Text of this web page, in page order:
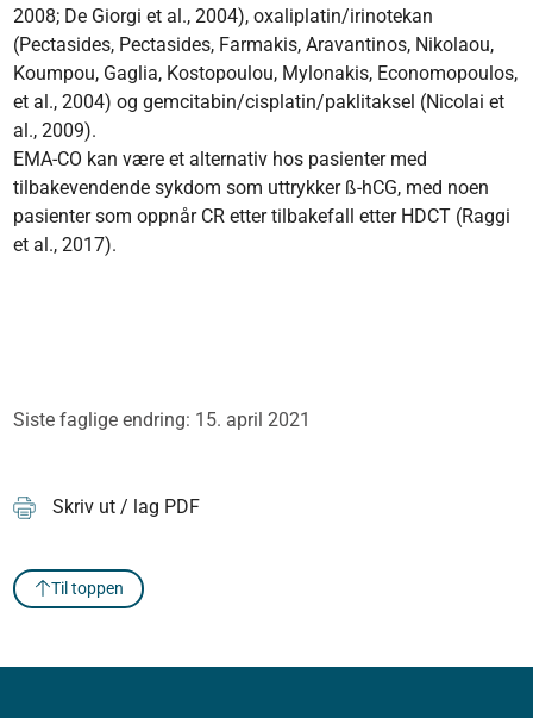
2008; De Giorgi et al., 2004), oxaliplatin/irinotekan
(Pectasides, Pectasides, Farmakis, Aravantinos, Nikolaou,
Koumpou, Gaglia, Kostopoulou, Mylonakis, Economopoulos,
et al., 2004) og gemcitabin/cisplatin/paklitaksel (Nicolai et
al., 2009).
EMA-CO kan være et alternativ hos pasienter med
tilbakevendende sykdom som uttrykker ß-hCG, med noen
pasienter som oppnår CR etter tilbakefall etter HDCT (Raggi
et al., 2017).
Siste faglige endring: 15. april 2021
Skriv ut / lag PDF
Til toppen